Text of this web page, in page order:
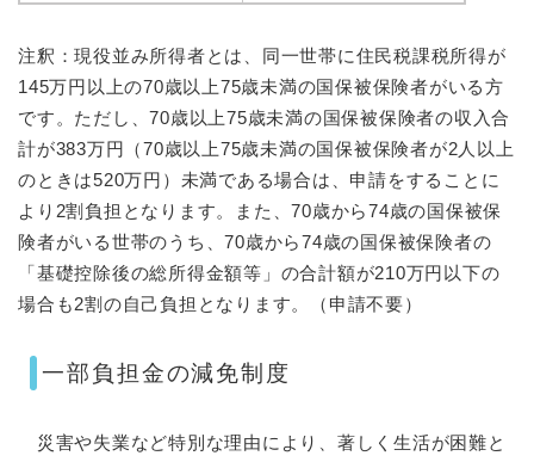
注釈：現役並み所得者とは、同一世帯に住民税課税所得が
145万円以上の70歳以上75歳未満の国保被保険者がいる方
です。ただし、70歳以上75歳未満の国保被保険者の収入合
計が383万円（70歳以上75歳未満の国保被保険者が2人以上
のときは520万円）未満である場合は、申請をすることに
より2割負担となります。また、70歳から74歳の国保被保
険者がいる世帯のうち、70歳から74歳の国保被保険者の
「基礎控除後の総所得金額等」の合計額が210万円以下の
場合も2割の自己負担となります。（申請不要）
一部負担金の減免制度
災害や失業など特別な理由により、著しく生活が困難と